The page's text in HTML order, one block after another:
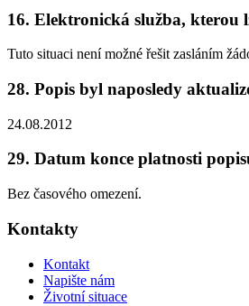
16. Elektronická služba, kterou
Tuto situaci není možné řešit zasláním
28. Popis byl naposledy
24.08.2012
29. Datum konce platnosti
Bez časového omezení.
Kontakty
Kontakt
Napište nám
Životní situace